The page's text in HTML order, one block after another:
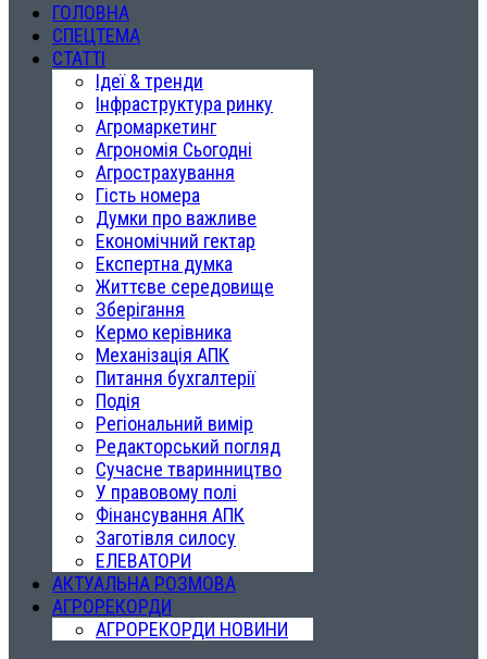
ГОЛОВНА
СПЕЦТЕМА
СТАТТІ
Ідеї & тренди
Інфраструктура ринку
Агромаркетинг
Агрономія Сьогодні
Агрострахування
Гість номера
Думки про важливе
Економічний гектар
Експертна думка
Життєве середовище
Зберігання
Кермо керівника
Механізація АПК
Питання бухгалтерії
Подія
Регіональний вимір
Редакторський погляд
Сучасне тваринництво
У правовому полі
Фінансування АПК
Заготівля силосу
ЕЛЕВАТОРИ
АКТУАЛЬНА РОЗМОВА
АГРОРЕКОРДИ
АГРОРЕКОРДИ НОВИНИ